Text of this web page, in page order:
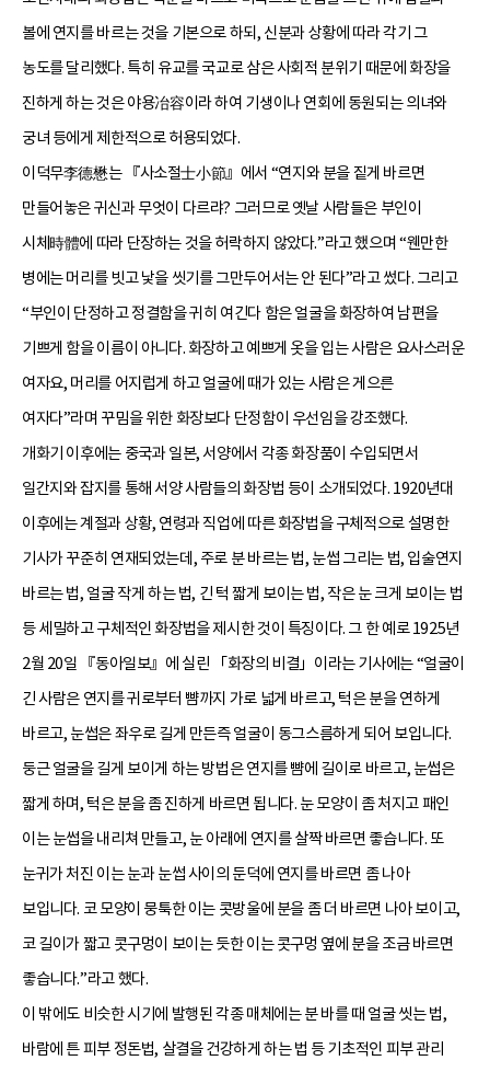
볼에 연지를 바르는 것을 기본으로 하되, 신분과 상황에 따라 각기 그
농도를 달리했다. 특히 유교를 국교로 삼은 사회적 분위기 때문에 화장을
진하게 하는 것은 야용冶容이라 하여 기생이나 연회에 동원되는 의녀와
궁녀 등에게 제한적으로 허용되었다.
이덕무李德懋는 『사소절士小節』에서 “연지와 분을 짙게 바르면
만들어놓은 귀신과 무엇이 다르랴? 그러므로 옛날 사람들은 부인이
시체時體에 따라 단장하는 것을 허락하지 않았다.”라고 했으며 “웬만한
병에는 머리를 빗고 낯을 씻기를 그만두어서는 안 된다”라고 썼다. 그리고
“부인이 단정하고 정결함을 귀히 여긴다 함은 얼굴을 화장하여 남편을
기쁘게 함을 이름이 아니다. 화장하고 예쁘게 옷을 입는 사람은 요사스러운
여자요, 머리를 어지럽게 하고 얼굴에 때가 있는 사람은 게으른
여자다”라며 꾸밈을 위한 화장보다 단정함이 우선임을 강조했다.
개화기 이후에는 중국과 일본, 서양에서 각종 화장품이 수입되면서
일간지와 잡지를 통해 서양 사람들의 화장법 등이 소개되었다. 1920년대
이후에는 계절과 상황, 연령과 직업에 따른 화장법을 구체적으로 설명한
기사가 꾸준히 연재되었는데, 주로 분 바르는 법, 눈썹 그리는 법, 입술연지
바르는 법, 얼굴 작게 하는 법, 긴 턱 짧게 보이는 법, 작은 눈 크게 보이는 법
등 세밀하고 구체적인 화장법을 제시한 것이 특징이다. 그 한 예로 1925년
2월 20일 『동아일보』에 실린 「화장의 비결」이라는 기사에는 “얼굴이
긴 사람은 연지를 귀로부터 뺨까지 가로 넓게 바르고, 턱은 분을 연하게
바르고, 눈썹은 좌우로 길게 만든즉 얼굴이 동그스름하게 되어 보입니다.
둥근 얼굴을 길게 보이게 하는 방법은 연지를 뺨에 길이로 바르고, 눈썹은
짧게 하며, 턱은 분을 좀 진하게 바르면 됩니다. 눈 모양이 좀 처지고 패인
이는 눈썹을 내리쳐 만들고, 눈 아래에 연지를 살짝 바르면 좋습니다. 또
눈귀가 처진 이는 눈과 눈썹 사이의 둔덕에 연지를 바르면 좀 나아
보입니다. 코 모양이 뭉툭한 이는 콧방울에 분을 좀 더 바르면 나아 보이고,
코 길이가 짧고 콧구멍이 보이는 듯한 이는 콧구멍 옆에 분을 조금 바르면
좋습니다.”라고 했다.
이 밖에도 비슷한 시기에 발행된 각종 매체에는 분 바를 때 얼굴 씻는 법,
바람에 튼 피부 정돈법, 살결을 건강하게 하는 법 등 기초적인 피부 관리